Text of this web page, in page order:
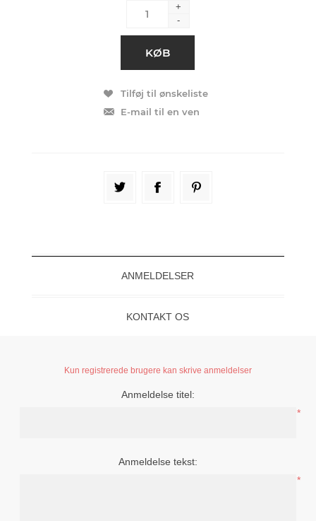
+
-
ANMELDELSER
KONTAKT OS
Kun registrerede brugere kan skrive anmeldelser
Anmeldelse titel:
*
Anmeldelse tekst:
*